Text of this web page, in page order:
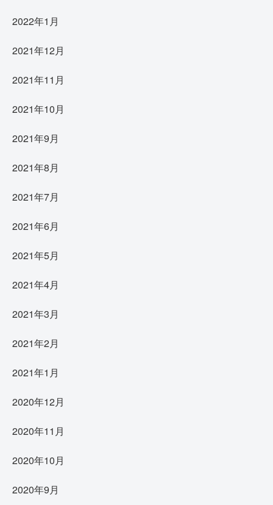
2022年1月
2021年12月
2021年11月
2021年10月
2021年9月
2021年8月
2021年7月
2021年6月
2021年5月
2021年4月
2021年3月
2021年2月
2021年1月
2020年12月
2020年11月
2020年10月
2020年9月